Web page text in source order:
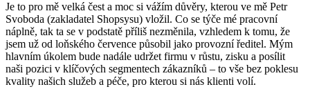
Je to pro mě velká čest a moc si vážím důvěry, kterou ve mě Petr
Svoboda (zakladatel Shopsysu) vložil. Co se týče mé pracovní
náplně, tak ta se v podstatě příliš nezměnila, vzhledem k tomu, že
jsem už od loňského července působil jako provozní ředitel. Mým
hlavním úkolem bude nadále udržet firmu v růstu, zisku a posílit
naši pozici v klíčových segmentech zákazníků – to vše bez poklesu
kvality našich služeb a péče, pro kterou si nás klienti volí.